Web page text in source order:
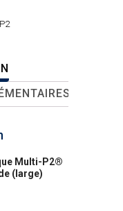
Multi-P2®
(large)